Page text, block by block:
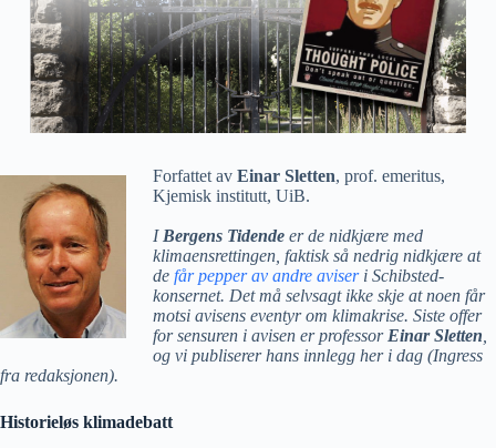
Forfattet av Einar Sletten, prof. emeritus,
Kjemisk institutt, UiB.
I Bergens Tidende er de nidkjære med
klimaensrettingen, faktisk så nedrig nidkjære at
de får pepper av andre aviseri Schibsted-
konsernet. Det må selvsagt ikke skje at noen får
motsi avisens eventyr om klimakrise. Siste offer
for sensuren i avisen er professor Einar Sletten
og vi publiserer hans innlegg her i dag (Ingress
fra redaksjonen).
Historieløs klimadebatt